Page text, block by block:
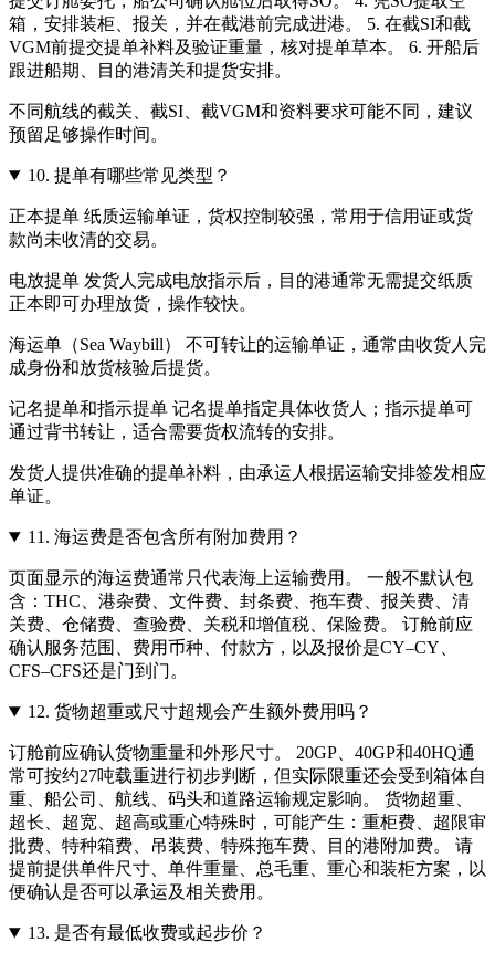
箱，安排装柜、报关，并在截港前完成进港。 5. 在截SI和截
VGM前提交提单补料及验证重量，核对提单草本。 6. 开船后
跟进船期、目的港清关和提货安排。
不同航线的截关、截SI、截VGM和资料要求可能不同，建议
预留足够操作时间。
10. 提单有哪些常见类型？
正本提单 纸质运输单证，货权控制较强，常用于信用证或货
款尚未收清的交易。
电放提单 发货人完成电放指示后，目的港通常无需提交纸质
正本即可办理放货，操作较快。
海运单（Sea Waybill） 不可转让的运输单证，通常由收货人完
成身份和放货核验后提货。
记名提单和指示提单 记名提单指定具体收货人；指示提单可
通过背书转让，适合需要货权流转的安排。
发货人提供准确的提单补料，由承运人根据运输安排签发相应
单证。
11. 海运费是否包含所有附加费用？
页面显示的海运费通常只代表海上运输费用。 一般不默认包
含：THC、港杂费、文件费、封条费、拖车费、报关费、清
关费、仓储费、查验费、关税和增值税、保险费。 订舱前应
确认服务范围、费用币种、付款方，以及报价是CY–CY、
CFS–CFS还是门到门。
12. 货物超重或尺寸超规会产生额外费用吗？
订舱前应确认货物重量和外形尺寸。 20GP、40GP和40HQ通
常可按约27吨载重进行初步判断，但实际限重还会受到箱体自
重、船公司、航线、码头和道路运输规定影响。 货物超重、
超长、超宽、超高或重心特殊时，可能产生：重柜费、超限审
批费、特种箱费、吊装费、特殊拖车费、目的港附加费。 请
提前提供单件尺寸、单件重量、总毛重、重心和装柜方案，以
便确认是否可以承运及相关费用。
13. 是否有最低收费或起步价？